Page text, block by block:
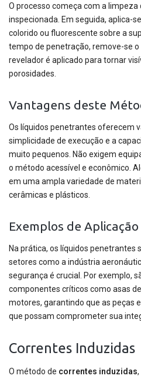
O processo começa com a
inspecionada. Em seguida, aplica-
colorido ou fluorescente sobre a
tempo de penetração, remove-se o
revelador é aplicado para tornar
porosidades.
Vantagens deste
Os líquidos penetrantes oferecem
simplicidade de execução e a
muito pequenos. Não exigem
o método acessível e econômico.
em uma ampla variedade de
cerâmicas e plásticos.
Exemplos de Aplicação
Na prática, os líquidos
setores como a indústria
segurança é crucial. Por exemplo,
componentes críticos como asas
motores, garantindo que as peças
que possam comprometer sua
Correntes Induzidas
O método de correntes induzidas